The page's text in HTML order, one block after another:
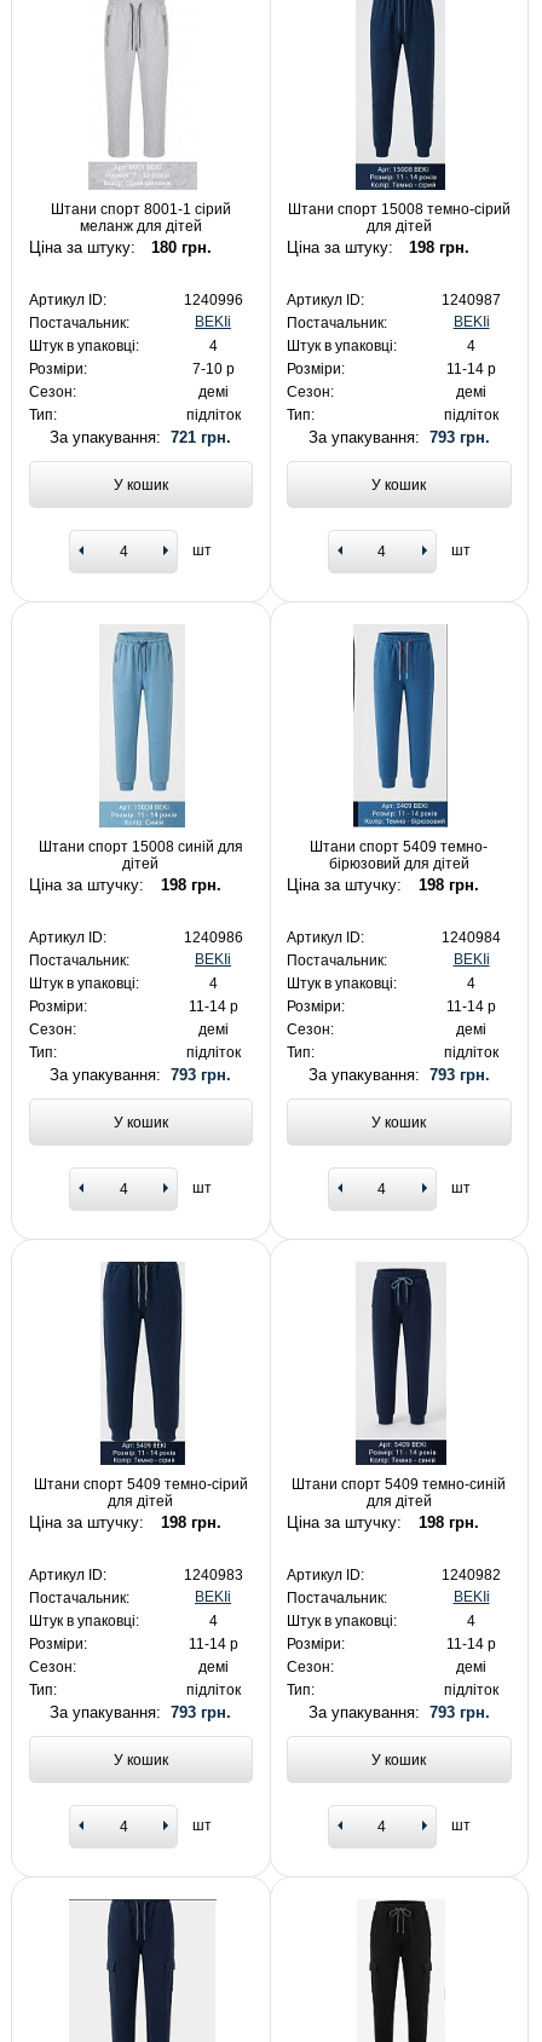
Штани спорт 8001-1 сірий
меланж для дітей
Ціна за штуку: 180 грн.
Артикул ID:
1240996
Постачальник:
BEKIi
Штук в упаковці:
4
Розміри:
7-10 р
Сезон:
демі
Тип:
підліток
За упакування:721 грн.
У кошик
шт
Штани спорт 15008 темно-сірий
для дітей
Ціна за штуку: 198 грн.
Артикул ID:
1240987
Постачальник:
BEKIi
Штук в упаковці:
4
Розміри:
11-14 р
Сезон:
демі
Тип:
підліток
За упакування: 793 грн.
У кошик
шт
Штани спорт 15008 синій для
дітей
Ціна за штучку: 198 грн.
Артикул ID:
1240986
Постачальник:
BEKIi
Штук в упаковці:
4
Розміри:
11-14 р
Сезон:
демі
Тип:
підліток
За упакування:793 грн.
У кошик
шт
Штани спорт 5409 темно-
бірюзовий для дітей
Ціна за штучку: 198 грн.
Артикул ID:
1240984
Постачальник:
BEKIi
Штук в упаковці:
4
Розміри:
11-14 р
Сезон:
демі
Тип:
підліток
За упакування: 793 грн.
У кошик
шт
Штани спорт 5409 темно-сірий
для дітей
Ціна за штучку: 198 грн.
Артикул ID:
1240983
Постачальник:
BEKIi
Штук в упаковці:
4
Розміри:
11-14 р
Сезон:
демі
Тип:
підліток
За упакування:793 грн.
У кошик
шт
Штани спорт 5409 темно-синій
для дітей
Ціна за штучку: 198 грн.
Артикул ID:
1240982
Постачальник:
BEKIi
Штук в упаковці:
4
Розміри:
11-14 р
Сезон:
демі
Тип:
підліток
За упакування: 793 грн.
У кошик
шт